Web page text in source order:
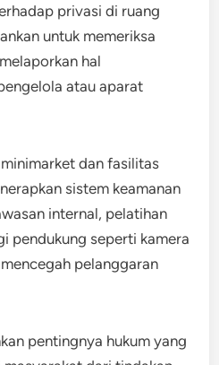
privasi di ruang
untuk memeriksa
hal
atau aparat
dan fasilitas
sistem keamanan
internal, pelatihan
pendukung seperti kamera
pelanggaran
pentingnya hukum yang